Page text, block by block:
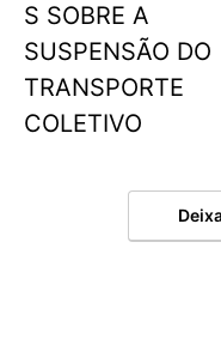
S SOBRE A
SUSPENSÃO DO
TRANSPORTE
COLETIVO